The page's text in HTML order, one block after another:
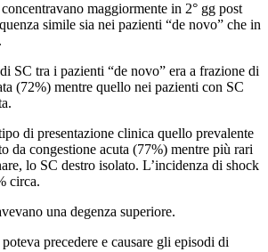
maggiormente in 2° gg post
simile sia nei pazienti “de novo” che in
SC tra i pazienti “de novo” era a frazione di
(72%) mentre quello nei pazienti con SC
di presentazione clinica quello prevalente
da congestione acuta (77%) mentre più rari
lo SC destro isolato. L’incidenza di shock
circa.
una degenza superiore.
precedere e causare gli episodi di